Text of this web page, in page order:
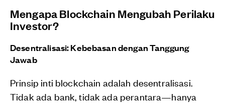
Mengapa Blockchain Mengubah Perilaku
Investor?
Desentralisasi: Kebebasan dengan Tanggung
Jawab
Prinsip inti blockchain adalah desentralisasi.
Tidak ada bank, tidak ada perantara—hanya